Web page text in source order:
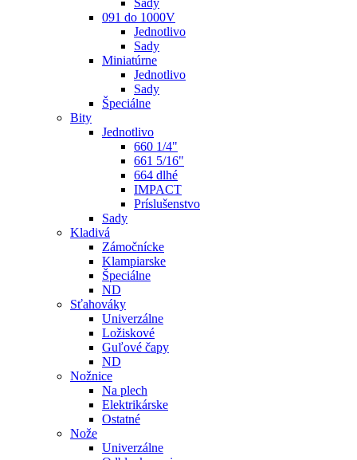
Sady
091 do 1000V
Jednotlivo
Sady
Miniatúrne
Jednotlivo
Sady
Špeciálne
Bity
Jednotlivo
660 1/4"
661 5/16"
664 dlhé
IMPACT
Príslušenstvo
Sady
Kladivá
Zámočnícke
Klampiarske
Špeciálne
ND
Sťahováky
Univerzálne
Ložiskové
Guľové čapy
ND
Nožnice
Na plech
Elektrikárske
Ostatné
Nože
Univerzálne